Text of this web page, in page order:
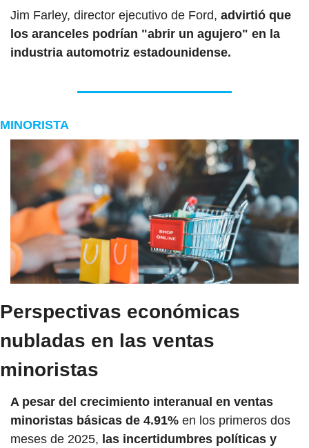
Jim Farley, director ejecutivo de Ford, advirtió que
los aranceles podrían "abrir un agujero" en la
industria automotriz estadounidense.
MINORISTA
Perspectivas económicas
nubladas en las ventas
minoristas
A pesar del crecimiento interanual en ventas
minoristas básicas de 4.91% en los primeros dos
meses de 2025, las incertidumbres políticas y